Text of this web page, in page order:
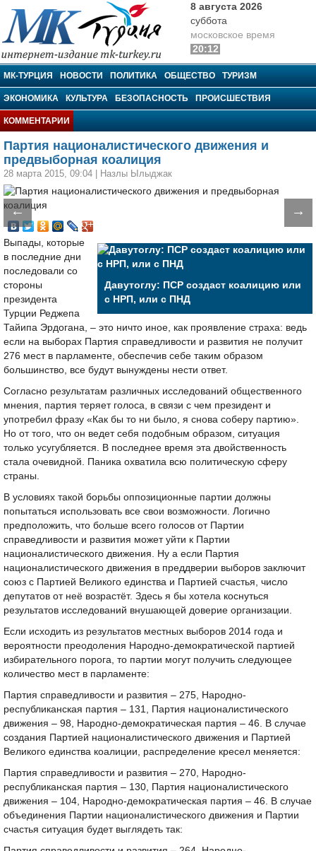
МК-Турция
8 августа 2026
суббота
московское время
20:12
МК-ТУРЦИЯ НОВОСТИ ПОЛИТИКА ОБЩЕСТВО ТУРИЗМ
ЭКОНОМИКА КУЛЬТУРА БЕЗОПАСНОСТЬ ПРОИСШЕСТВИЯ
КОММЕНТАРИИ
Партия националистического движения и
предвыборная коалиция
28 марта 2015, 09:04 Назлы Ылыджак
← →
Давутоглу: ПСР создаст коалицию или
с НРП, или с ПНД
Выпады, которые
в последние дни
последовали со
стороны
президента
Турции Реджепа
Тайипа Эрдогана, – это ничто иное, как проявление страха: ведь
если на выборах Партия справедливости и развития не получит
276 мест в парламенте, обеспечив себе таким образом
большинство, все будут вынуждены нести ответ.
Согласно результатам различных исследований общественного
мнения, партия теряет голоса, в связи с чем президент и
употребил фразу «Как бы то ни было, я снова соберу партию».
Но от того, что он ведет себя подобным образом, ситуация
только усугубляется. В последнее время эта двойственность
стала очевидной. Паника охватила всю политическую сферу
страны.
В условиях такой борьбы оппозиционные партии должны
попытаться использовать все свои возможности. Логично
предположить, что больше всего голосов от Партии
справедливости и развития может уйти к Партии
националистического движения. Ну а если Партия
националистического движения в преддверии выборов заключит
союз с Партией Великого единства и Партией счастья, число
депутатов от неё возрастёт. Здесь я бы хотела коснуться
результатов исследований внушающей доверие организации.
Если исходить из результатов местных выборов 2014 года и
вероятности преодоления Народно-демократической партией
избирательного порога, то партии могут получить следующее
количество мест в парламенте:
Партия справедливости и развития – 275, Народно-
республиканская партия – 131, Партия националистического
движения – 98, Народно-демократическая партия – 46. В случае
создания Партией националистического движения и Партией
Великого единства коалиции, распределение кресел меняется:
Партия справедливости и развития – 270, Народно-
республиканская партия – 130, Партия националистического
движения – 104, Народно-демократическая партия – 46. В случае
объединения Партии националистического движения и Партии
счастья ситуация будет выглядеть так: